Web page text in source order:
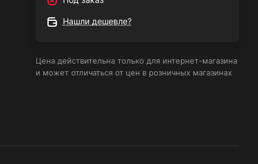
Нашли дешевле?
Цена действительна только для интернет-магазина
и может отличаться от цен в розничных магазинах